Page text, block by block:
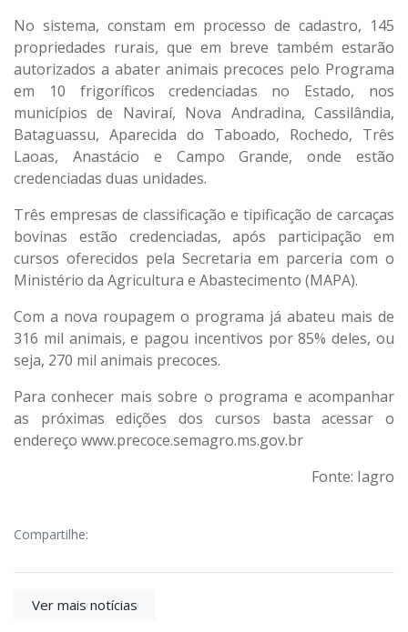
No sistema, constam em processo de cadastro, 145
propriedades rurais, que em breve também estarão
autorizados a abater animais precoces pelo Programa
em 10 frigoríficos credenciadas no Estado, nos
municípios de Naviraí, Nova Andradina, Cassilândia,
Bataguassu, Aparecida do Taboado, Rochedo, Três
Laoas, Anastácio e Campo Grande, onde estão
credenciadas duas unidades.
Três empresas de classificação e tipificação de carcaças
bovinas estão credenciadas, após participação em
cursos oferecidos pela Secretaria em parceria com o
Ministério da Agricultura e Abastecimento (MAPA).
Com a nova roupagem o programa já abateu mais de
316 mil animais, e pagou incentivos por 85% deles, ou
seja, 270 mil animais precoces.
Para conhecer mais sobre o programa e acompanhar
as próximas edições dos cursos basta acessar o
endereço www.precoce.semagro.ms.gov.br
Fonte: Iagro
Compartilhe:
Ver mais notícias